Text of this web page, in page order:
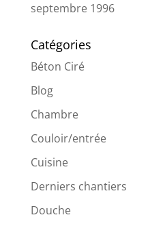
septembre 1996
Catégories
Béton Ciré
Blog
Chambre
Couloir/entrée
Cuisine
Derniers chantiers
Douche